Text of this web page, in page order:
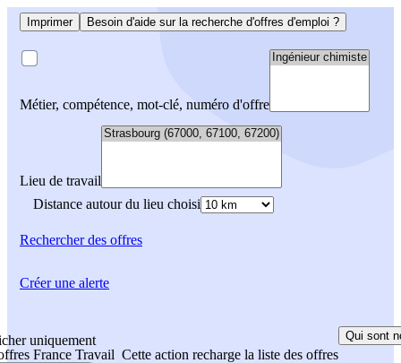
Imprimer Besoin d'aide sur la recherche d'offres d'emploi ?
Métier, compétence, mot-clé, numéro d'offre
Lieu de travail
Distance autour du lieu choisi
Rechercherdes offres
uniquement
France Travail Cette action recharge la liste des offres
Qui sont
Créer une alerte